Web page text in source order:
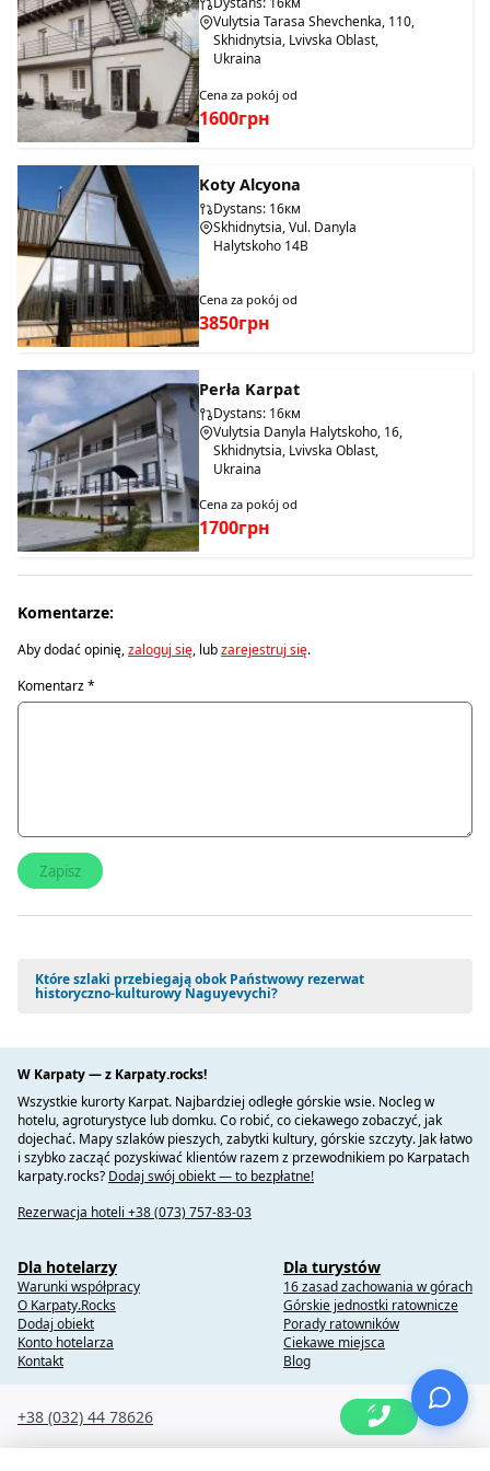
Vulytsia Tarasa Shevchenka, 110,
Skhidnytsia, Lvivska Oblast,
Ukraina
Cena za pokój od
1600грн
Koty Alcyona
Dystans: 16км
Skhidnytsia, Vul. Danyla
Halytskoho 14B
Cena za pokój od
3850грн
Perła Karpat
Dystans: 16км
Vulytsia Danyla Halytskoho, 16,
Skhidnytsia, Lvivska Oblast,
Ukraina
Cena za pokój od
1700грн
Komentarze:
Aby dodać opinię,zaloguj się, lubzarejestruj się.
Komentarz*
Które szlaki przebiegają obok Państwowy rezerwat
historyczno-kulturowy Naguyevychi?
+38 (032) 44 78626
W Karpaty — z Karpaty.rocks!
Wszystkie kurorty Karpat. Najbardziej odległe górskie wsie. Nocleg w
hotelu, agroturystyce lub domku. Co robić, co ciekawego zobaczyć, jak
dojechać. Mapy szlaków pieszych, zabytki kultury, górskie szczyty. Jak łatwo
i szybko zacząć pozyskiwać klientów razem z przewodnikiem po Karpatach
karpaty.rocks? Dodaj swój obiekt — to bezpłatne!
Rezerwacja hoteli +38 (073) 757-83-03
Dla hotelarzy
Warunki współpracy
O Karpaty.Rocks
Dodaj obiekt
Konto hotelarza
Kontakt
Dla turystów
16 zasad zachowania w górach
Górskie jednostki ratownicze
Porady ratowników
Ciekawe miejsca
Blog
Copyright @ 2010-2014 Karpaty.Rocks